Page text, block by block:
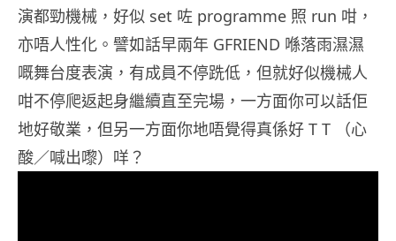
演都勁機械，好似 set 咗 programme 照 run 咁，
亦唔人性化。譬如話早兩年 GFRIEND 喺落雨濕濕
嘅舞台度表演，有成員不停跣低，但就好似機械人
咁不停爬返起身繼續直至完場，一方面你可以話佢
地好敬業，但另一方面你地唔覺得真係好 T T （心
酸／喊出嚟）咩？